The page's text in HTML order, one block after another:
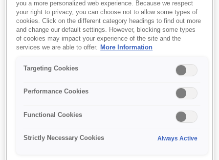
UV flatbed
10-colour inkset
Robust design
you a more personalized web experience. Because we respect
your right to privacy, you can choose not to allow some types of
cookies. Click on the different category headings to find out more
and change our default settings. However, blocking some types
of cookies may impact your experience of the site and the
services we are able to offer.
More Information
Targeting Cookies
Performance Cookies
Functional Cookies
Strictly Necessary Cookies Always Active